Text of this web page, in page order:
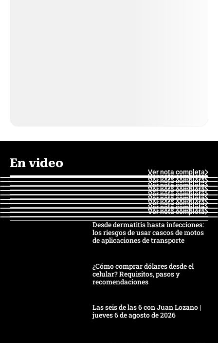
En video
Ver nota completa
Ver nota completa
Ver nota completa
Ver nota completa
Ver nota completa
Ver nota completa
Ver nota completa
Ver nota completa
Ver nota completa
Ver nota completa
Desde dermatitis hasta infecciones:
los riesgos de usar cascos de motos
de aplicaciones de transporte
¿Cómo comprar dólares desde el
celular? Requisitos, pasos y
recomendaciones
Las seis de las 6 con Juan Lozano |
jueves 6 de agosto de 2026